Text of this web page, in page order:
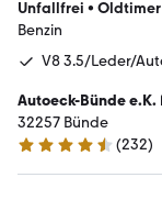
Unfallfrei • Oldtimer
Benzin
V8 3.5/Leder/
Autoeck-Bünde
freie KFZ Händler
32257 Bünde
4.5 Sterne
(232)